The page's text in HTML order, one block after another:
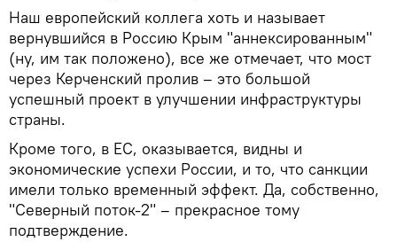
Наш европейский коллега хоть и называет
вернувшийся в Россию Крым "аннексированным"
(ну, им так положено), все же отмечает, что мост
через Керченский пролив – это большой
успешный проект в улучшении инфраструктуры
страны.
Кроме того, в ЕС, оказывается, видны и
экономические успехи России, и то, что санкции
имели только временный эффект. Да, собственно,
"Северный поток-2" – прекрасное тому
подтверждение.